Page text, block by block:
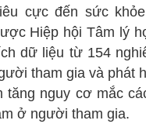
cực đến sức
Hiệp hội Tâm lý
dữ liệu từ 154
tham gia và phát
tăng nguy cơ mắc
ở người tham gia.